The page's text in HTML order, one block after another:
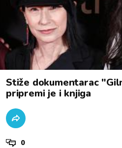
Stiže dokumentarac
pripremi je i knjiga
0